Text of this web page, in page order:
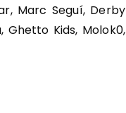
Marc Seguí, Derby
Ghetto Kids, Molok0,